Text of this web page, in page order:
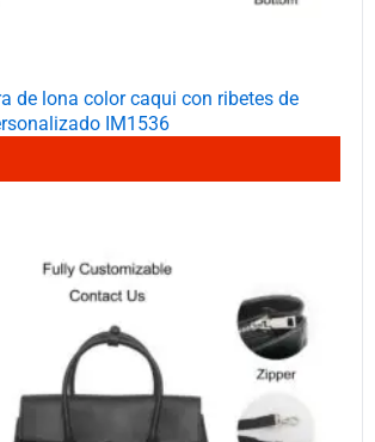
de lona color caqui con ribetes de
IM1536